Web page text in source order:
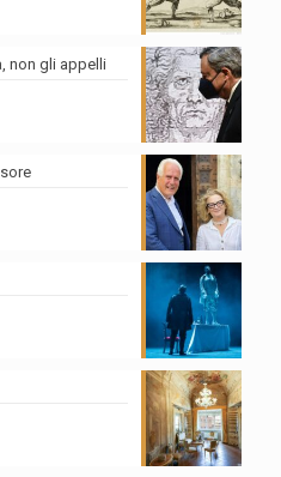
non gli appelli